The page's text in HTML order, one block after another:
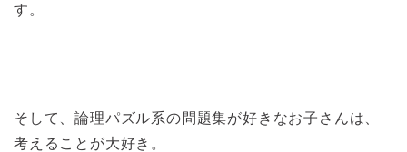
す。
そして、論理パズル系の問題集が好きなお子さんは、
考えることが大好き。